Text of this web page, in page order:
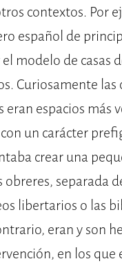
contextos. Por
español de
modelo de casas
Curiosamente las
eran espacios más
un carácter
crear una
obreres, separada
libertarios o las
eran y son
en los que